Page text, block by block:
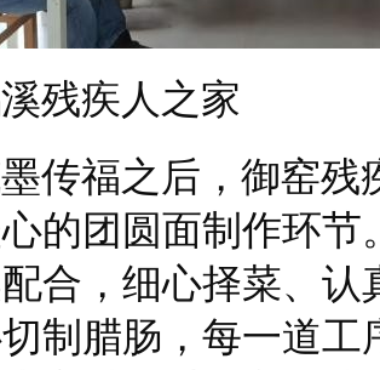
残疾人之家
传福之后，御窑残
的团圆面制作环节
合，细心择菜、认
制腊肠，每一道工